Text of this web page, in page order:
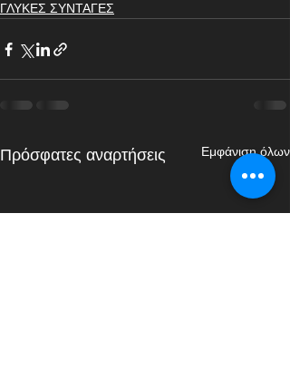
ΓΛΥΚΕΣ ΣΥΝΤΑΓΕΣ
Πρόσφατες αναρτήσεις Εμφάνιση όλων